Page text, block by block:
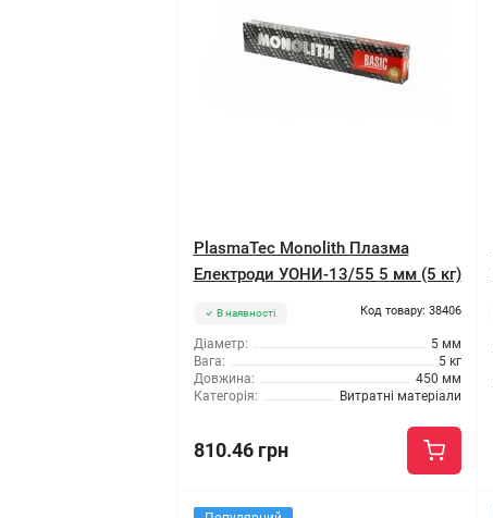
PlasmaTec Monolith Плазма
Електроди УОНИ-13/55 5 мм (5 кг)
В наявності Код товару: 38406
Діаметр:
5 мм
Вага:
5 кг
Довжина:
450 мм
Категорія:
Витратні матеріали
810.46 грн